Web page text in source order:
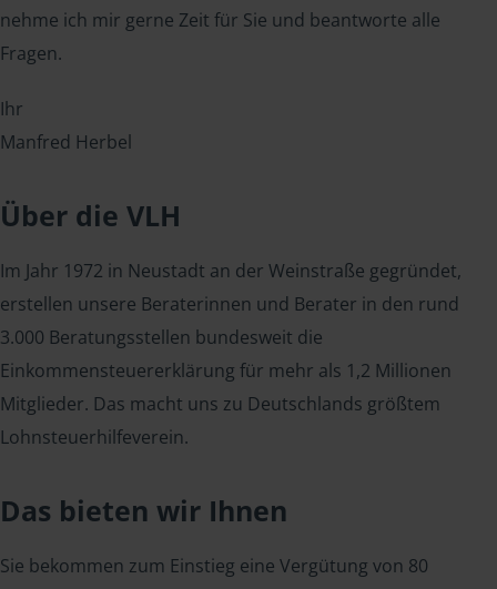
nehme ich mir gerne Zeit für Sie und beantworte alle
Fragen.
Ihr
Manfred Herbel
Über die VLH
Im Jahr 1972 in Neustadt an der Weinstraße gegründet,
erstellen unsere Beraterinnen und Berater in den rund
3.000 Beratungsstellen bundesweit die
Einkommensteuererklärung für mehr als 1,2 Millionen
Mitglieder. Das macht uns zu Deutschlands größtem
Lohnsteuerhilfeverein.
Das bieten wir Ihnen
Sie bekommen zum Einstieg eine Vergütung von 80